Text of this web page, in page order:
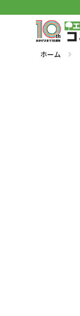
ホーム